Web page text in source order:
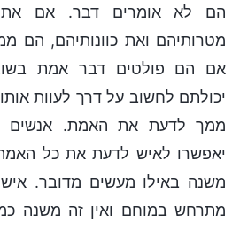
הם לא אומרים דבר. אם
מטרותיהם ואת כוונותיהם, הם
אם הם פולטים דבר אמת
יכולתם לחשוב על דרך לעוות
ממך לדעת את האמת. אנשים
יאפשרו לאיש לדעת את כל
משנה באילו מעשים מדובר.
מתרחש במוחם ואין זה משנה